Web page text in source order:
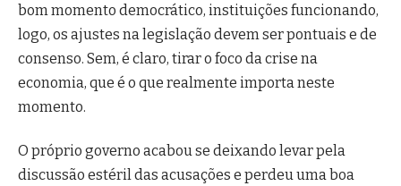
bom momento democrático, instituições funcionando,
logo, os ajustes na legislação devem ser pontuais e de
consenso. Sem, é claro, tirar o foco da crise na
economia, que é o que realmente importa neste
momento.
O próprio governo acabou se deixando levar pela
discussão estéril das acusações e perdeu uma boa